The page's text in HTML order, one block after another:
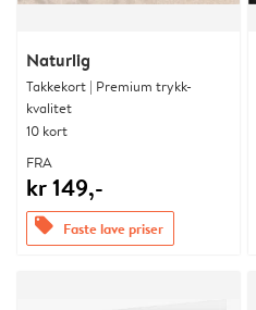
Naturlig
Takkekort | Premium trykk-
kvalitet
10 kort
FRA
kr 149,-
offers Faste lave priser